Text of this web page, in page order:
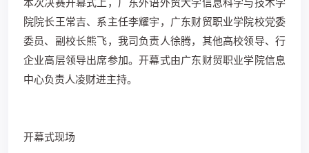
院院长王常吉、系主任李耀宇，广东财贸职业学院校党委
委员、副校长熊飞，我司负责人徐腾，其他高校领导、行
企业高层领导出席参加。开幕式由广东财贸职业学院信息
中心负责人凌财进主持。
开幕式现场